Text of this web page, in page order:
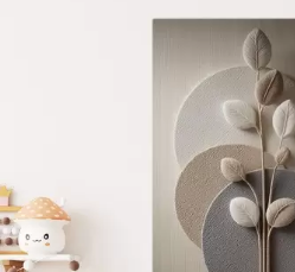
Яскраві, насичені кольори
Стійкість до вицвітання
Безпечне чорнило без запаху
Поверхня з текстурою полотна
Екологічний матеріал
Преміум
Від726